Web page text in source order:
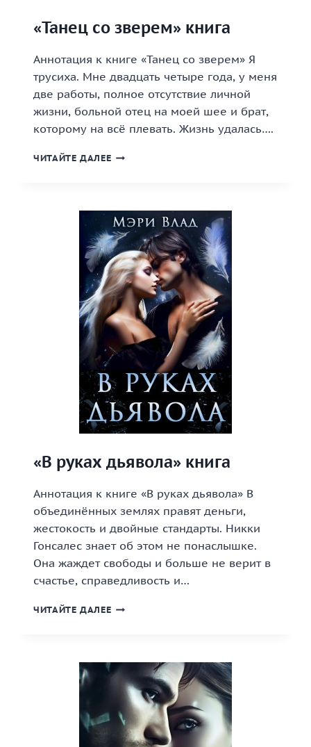
«Танец со зверем» книга
Аннотация к книге «Танец со зверем» Я
трусиха. Мне двадцать четыре года, у меня
две работы, полное отсутствие личной
жизни, больной отец на моей шее и брат,
которому на всё плевать. Жизнь удалась….
ЧИТАЙТЕ ДАЛЕЕ «ТАНЕЦ
«В руках дьявола» книга
Аннотация к книге «В руках дьявола» В
объединённых землях правят деньги,
жестокость и двойные стандарты. Никки
Гонсалес знает об этом не понаслышке.
Она жаждет свободы и больше не верит в
счастье, справедливость и…
ЧИТАЙТЕ ДАЛЕЕ «В